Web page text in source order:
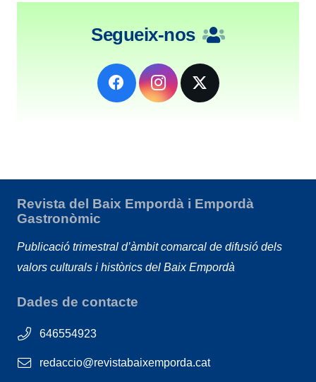
Segueix-nos
Revista del Baix Empordà i Empordà
Gastronòmic
Publicació trimestral d’àmbit comarcal de difusió dels
valors culturals i històrics del Baix Empordà
Dades de contacte
646554923
redaccio@revistabaixemporda.cat